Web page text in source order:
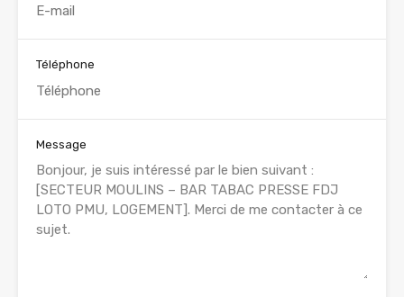
Téléphone
Message